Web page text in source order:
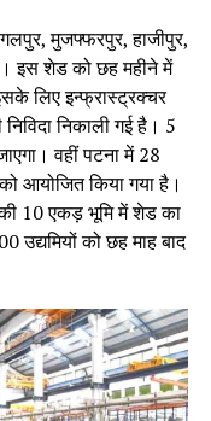
मुजफ्फरपुर, हाजीपुर,
इस शेड को छह महीने में
लिए इन्फ्रास्ट्रक्चर
निकाली गई है। 5
वहीं पटना में 28
आयोजित किया गया है।
10 एकड़ भूमि में शेड का
उद्यमियों को छह माह बाद